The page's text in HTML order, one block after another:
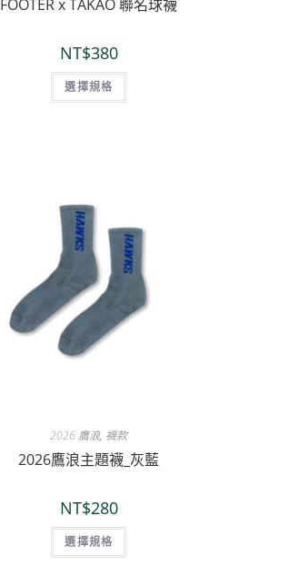
FOOTER x TAKAO 聯名球襪
NT$380
選擇規格
2026 鷹浪, 襪款
2026鷹浪主題襪_灰藍
NT$280
選擇規格